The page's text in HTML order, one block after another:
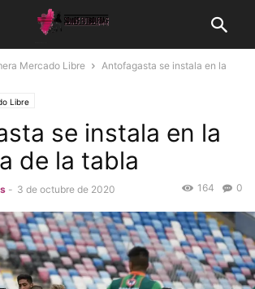
Mercado Libre
Antofagasta se instala en la
Libre
se instala en la
de la tabla
- 3 de octubre de 2020 0
164